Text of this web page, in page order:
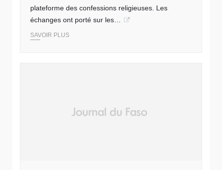
plateforme des confessions religieuses. Les
échanges ont porté sur les…
SAVOIR PLUS